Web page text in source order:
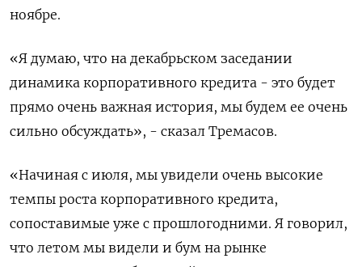
ноябре.
«Я думаю, что на декабрьском заседании
динамика корпоративного кредита - это будет
прямо очень важная история, мы будем ее очень
сильно обсуждать», - сказал Тремасов.
«Начиная с июля, мы увидели очень высокие
темпы роста корпоративного кредита,
сопоставимые уже с прошлогодними. Я говорил,
что летом мы видели и бум на рынке